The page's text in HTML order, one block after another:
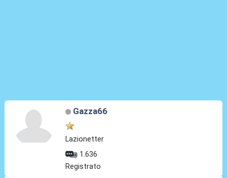
Gazza66
Lazionetter
1.636
Registrato